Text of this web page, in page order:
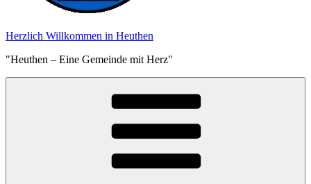
Herzlich Willkommen in Heuthen
"Heuthen – Eine Gemeinde mit Herz"